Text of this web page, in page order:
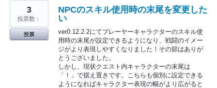
NPCのスキル使用時の末尾を変更した
い
ver0.12.2.2にてプレーヤーキャラクターのスキル使
用時の末尾が設定できるようになり、戦闘のイメー
ジがより表現しやすくなりました！その節はありが
とうございました。
しかし、現状クエスト内キャラクターの末尾は
「！」で据え置きです。こちらも個別に設定できる
ようになればキャラクター表現の幅がより広がると
3
投票数：
投票